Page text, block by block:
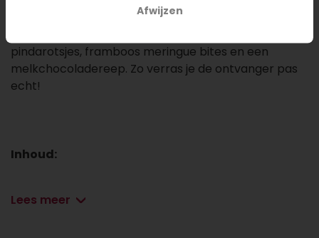
giftbox! Gevuld met speciale chocoladecadeaus en
pindarotsjes, framboos meringue bites en een
melkchocoladereep. Zo verras je de ontvanger pas
echt!
Inhoud:
Schulp sap appel vlierbes 0,75 l
Lees meer
Afwijzen